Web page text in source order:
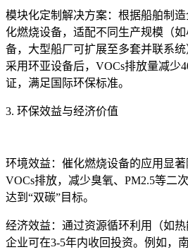
模块化定制解决方案：根据船舶制
化燃烧设备，适配不同生产规模（
备，大型船厂可扩展至多套并联系
采用环亚设备后，VOCs排放量减少
证，满足国际环保标准。
3. 环保效益与经济价值
环境效益：催化燃烧设备的应用显
VOCs排放，减少臭氧、PM2.5等二
达到“双碳”目标。
经济效益：通过资源循环利用（如热
企业可在3-5年内收回投资。例如，